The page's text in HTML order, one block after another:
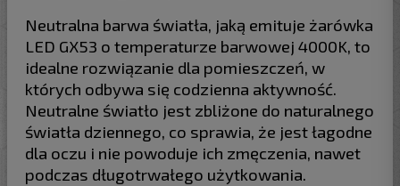
Neutralna barwa światła, jaką emituje żarówka
LED GX53 o temperaturze barwowej 4000K, to
idealne rozwiązanie dla pomieszczeń, w
których odbywa się codzienna aktywność.
Neutralne światło jest zbliżone do naturalnego
światła dziennego, co sprawia, że jest łagodne
dla oczu i nie powoduje ich zmęczenia, nawet
podczas długotrwałego użytkowania.